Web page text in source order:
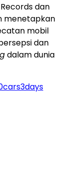
dan
menetapkan
mobil
dan
dalam dunia